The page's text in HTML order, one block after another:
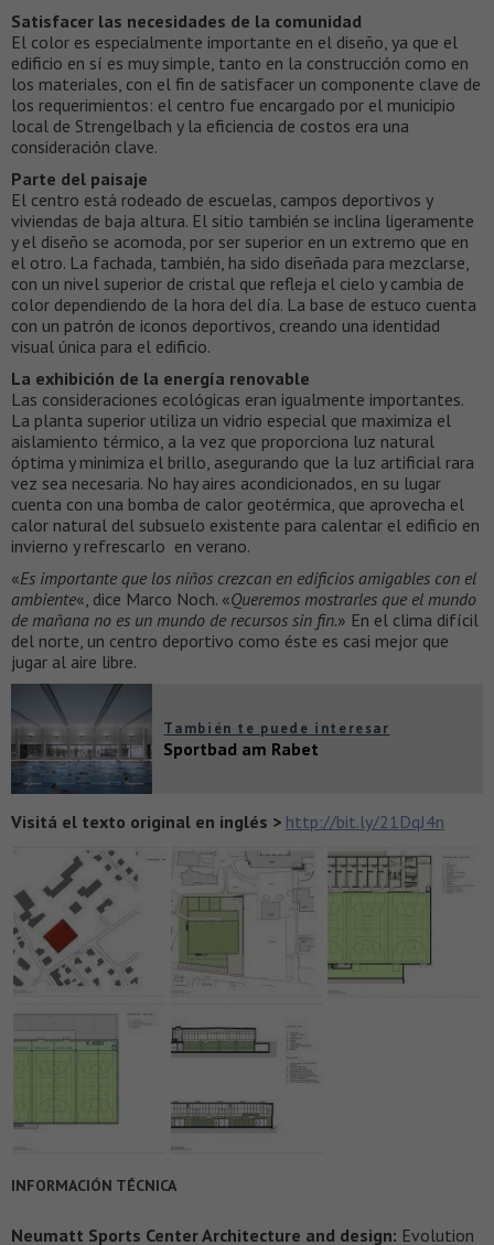
Satisfacer las necesidades de la comunidad
El color es especialmente importante en el diseño, ya que el
edificio en sí es muy simple, tanto en la construcción como en
los materiales, con el fin de satisfacer un componente clave de
los requerimientos: el centro fue encargado por el municipio
local de Strengelbach y la eficiencia de costos era una
consideración clave.
Parte del paisaje
El centro está rodeado de escuelas, campos deportivos y
viviendas de baja altura. El sitio también se inclina ligeramente
y el diseño se acomoda, por ser superior en un extremo que en
el otro. La fachada, también, ha sido diseñada para mezclarse,
con un nivel superior de cristal que refleja el cielo y cambia de
color dependiendo de la hora del día. La base de estuco cuenta
con un patrón de iconos deportivos, creando una identidad
visual única para el edificio.
La exhibición de la energía renovable
Las consideraciones ecológicas eran igualmente importantes.
La planta superior utiliza un vidrio especial que maximiza el
aislamiento térmico, a la vez que proporciona luz natural
óptima y minimiza el brillo, asegurando que la luz artificial rara
vez sea necesaria. No hay aires acondicionados, en su lugar
cuenta con una bomba de calor geotérmica, que aprovecha el
calor natural del subsuelo existente para calentar el edificio en
invierno y refrescarlo en verano.
«Es importante que los niños crezcan en edificios amigables con el
ambiente«, dice Marco Noch. «Queremos mostrarles que el mundo
de mañana no es un mundo de recursos sin fin.» En el clima difícil
del norte, un centro deportivo como éste es casi mejor que
jugar al aire libre.
También te puede interesar
Sportbad am Rabet
Visitá el texto original en inglés > http://bit.ly/21DqJ4n
INFORMACIÓN TÉCNICA
Neumatt Sports Center Architecture and design: Evolution